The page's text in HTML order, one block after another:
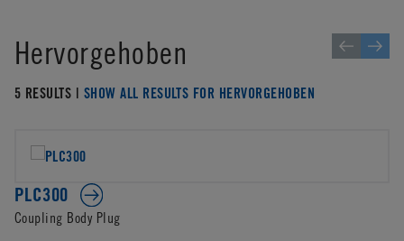
Hervorgehoben
5 RESULTS | SHOW ALL RESULTS FOR HERVORGEHOBEN
PLC300
Coupling Body Plug